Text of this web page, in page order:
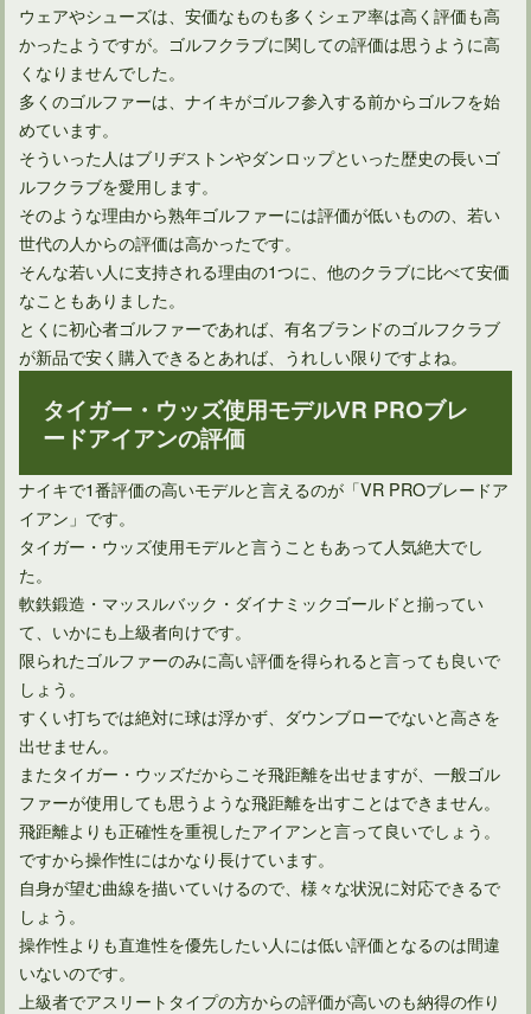
ウェッジ性能はヘッドだけでなくシャフトの選び方も重要！
アイアンのシャフトはカーボンシャフトがメリット多めかも？
ウェッジを選ぶときはセットと単品でショットの精度が変わる
アプローチ練習を室内でする時におすすめゴルフ用品10選
ネットで知るアイアンの種類と特徴！ゴルフメーカー別10選
ドライバーを購入するゴルフ初心者におすすめの選び方10選
ウェアやシューズは、安価なものも多くシェア率は高く評価も高
かったようですが。ゴルフクラブに関しての評価は思うように高
くなりませんでした。
多くのゴルファーは、ナイキがゴルフ参入する前からゴルフを始
めています。
そういった人はブリヂストンやダンロップといった歴史の長いゴ
ルフクラブを愛用します。
そのような理由から熟年ゴルファーには評価が低いものの、若い
世代の人からの評価は高かったです。
そんな若い人に支持される理由の1つに、他のクラブに比べて安価
なこともありました。
とくに初心者ゴルファーであれば、有名ブランドのゴルフクラブ
が新品で安く購入できるとあれば、うれしい限りですよね。
タイガー・ウッズ使用モデルVR PROブレ
ードアイアンの評価
ナイキで1番評価の高いモデルと言えるのが「VR PROブレードア
イアン」です。
タイガー・ウッズ使用モデルと言うこともあって人気絶大でし
た。
軟鉄鍛造・マッスルバック・ダイナミックゴールドと揃ってい
て、いかにも上級者向けです。
限られたゴルファーのみに高い評価を得られると言っても良いで
しょう。
すくい打ちでは絶対に球は浮かず、ダウンブローでないと高さを
出せません。
またタイガー・ウッズだからこそ飛距離を出せますが、一般ゴル
ファーが使用しても思うような飛距離を出すことはできません。
飛距離よりも正確性を重視したアイアンと言って良いでしょう。
ですから操作性にはかなり長けています。
自身が望む曲線を描いていけるので、様々な状況に対応できるで
しょう。
操作性よりも直進性を優先したい人には低い評価となるのは間違
いないのです。
上級者でアスリートタイプの方からの評価が高いのも納得の作り